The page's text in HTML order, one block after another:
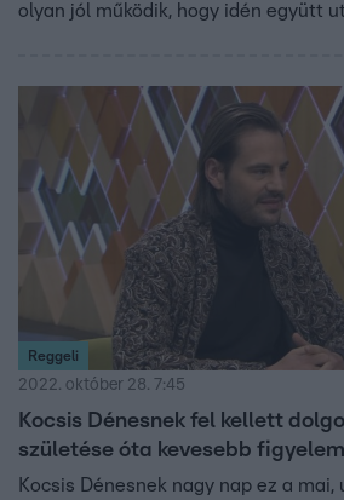
olyan jól működik, hogy idén együtt
hogy többet edz majd és fogyni
hoznia magát, de azt nem árulta el
Reggeli
2022. október 28. 7:45
Kocsis Dénesnek fel kellett
születése óta kevesebb
Kocsis Dénesnek nagy nap ez a mai,